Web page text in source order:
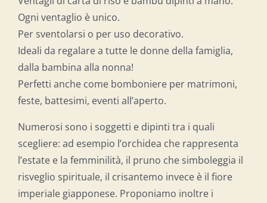
Ogni ventaglio è unico.
Per sventolarsi o per uso decorativo.
Ideali da regalare a tutte le donne della famiglia,
dalla bambina alla nonna!
Perfetti anche come bomboniere per matrimoni,
feste, battesimi, eventi all’aperto.
Numerosi sono i soggetti e dipinti tra i quali
scegliere: ad esempio l’orchidea che rappresenta
l’estate e la femminilità, il pruno che simboleggia il
risveglio spirituale, il crisantemo invece è il fiore
imperiale giapponese. Proponiamo inoltre i